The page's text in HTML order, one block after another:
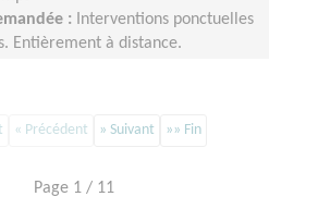
:
Interventions ponctuelles
Entièrement à distance.
« Précédent » Suivant »» Fin
Page 1 / 11